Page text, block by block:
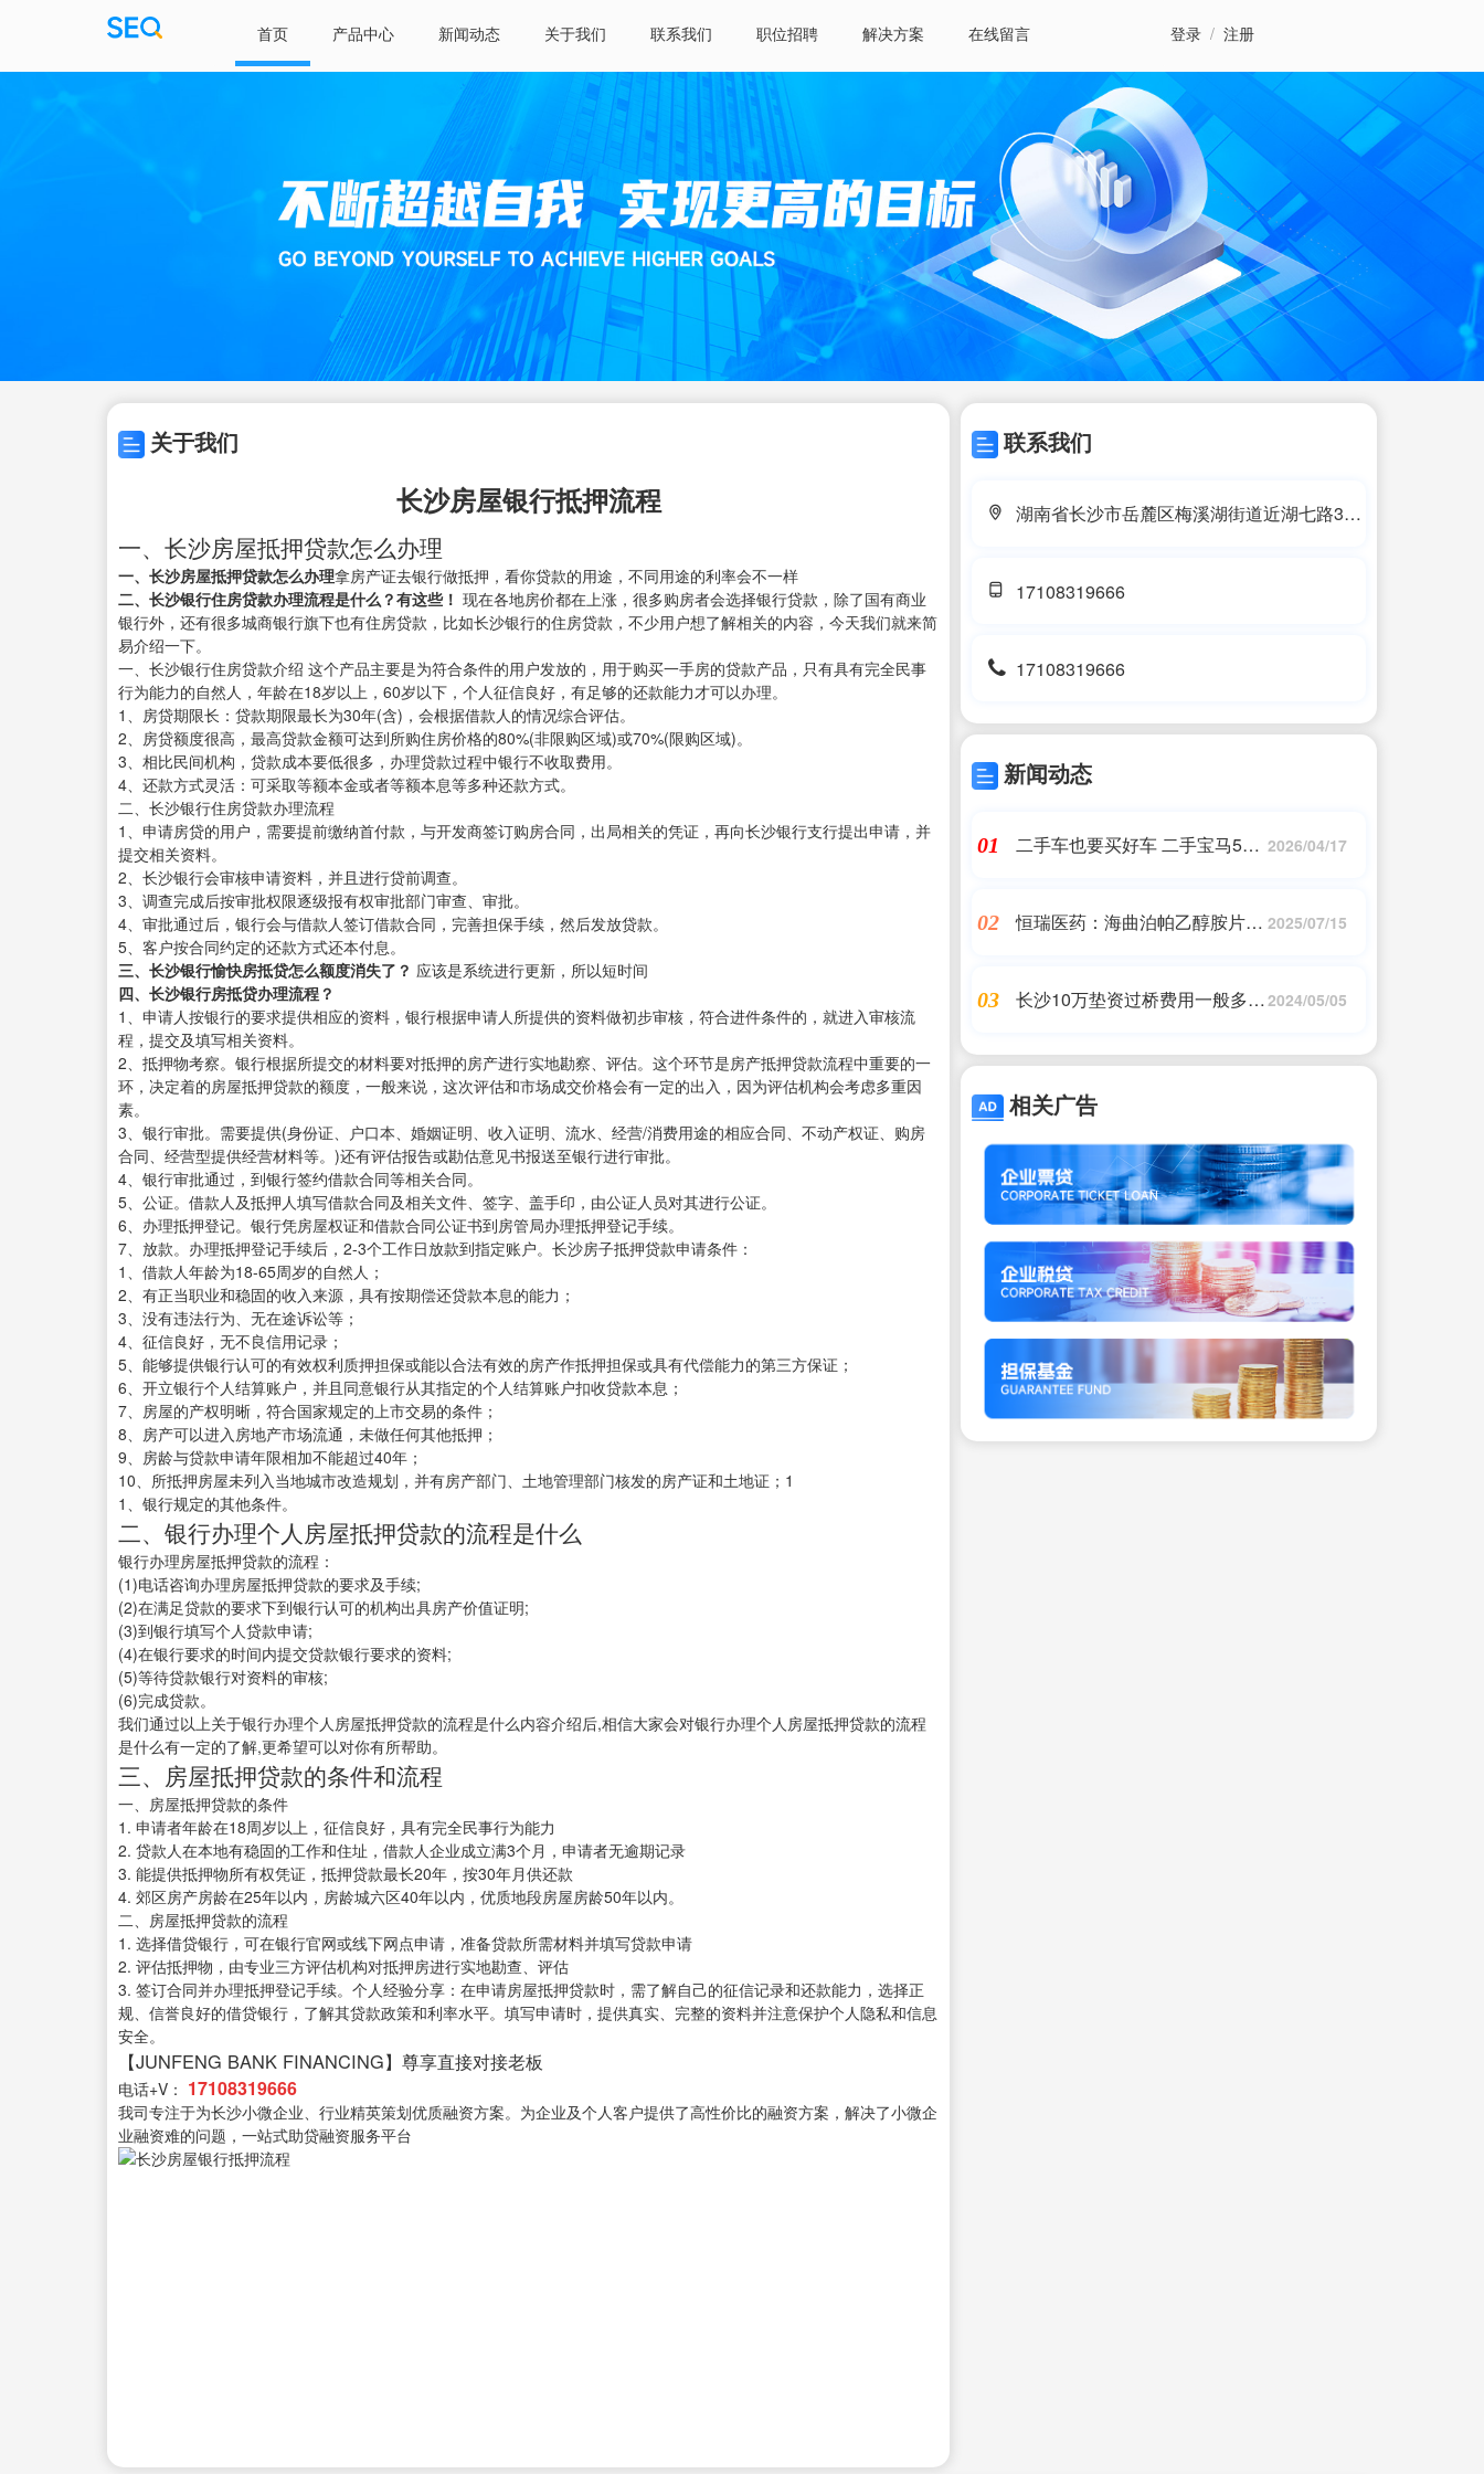
首页 产品中心 新闻动态 关于我们 联系我们 职位招聘 解决方案 在线留言 登录 / 注册
关于我们
长沙房屋银行抵押流程
一、长沙房屋抵押贷款怎么办理
一、长沙房屋抵押贷款怎么办理拿房产证去银行做抵押，看你贷款的用途，不同用途的利率会不一样
二、长沙银行住房贷款办理流程是什么？有这些！ 现在各地房价都在上涨，很多购房者会选择银行贷款，除了国有商业
银行外，还有很多城商银行旗下也有住房贷款，比如长沙银行的住房贷款，不少用户想了解相关的内容，今天我们就来简
易介绍一下。
一、长沙银行住房贷款介绍 这个产品主要是为符合条件的用户发放的，用于购买一手房的贷款产品，只有具有完全民事
行为能力的自然人，年龄在18岁以上，60岁以下，个人征信良好，有足够的还款能力才可以办理。
1、房贷期限长：贷款期限最长为30年(含)，会根据借款人的情况综合评估。
2、房贷额度很高，最高贷款金额可达到所购住房价格的80%(非限购区域)或70%(限购区域)。
3、相比民间机构，贷款成本要低很多，办理贷款过程中银行不收取费用。
4、还款方式灵活：可采取等额本金或者等额本息等多种还款方式。
二、长沙银行住房贷款办理流程
1、申请房贷的用户，需要提前缴纳首付款，与开发商签订购房合同，出局相关的凭证，再向长沙银行支行提出申请，并
提交相关资料。
2、长沙银行会审核申请资料，并且进行贷前调查。
3、调查完成后按审批权限逐级报有权审批部门审查、审批。
4、审批通过后，银行会与借款人签订借款合同，完善担保手续，然后发放贷款。
5、客户按合同约定的还款方式还本付息。
三、长沙银行愉快房抵贷怎么额度消失了？ 应该是系统进行更新，所以短时间
四、长沙银行房抵贷办理流程？
1、申请人按银行的要求提供相应的资料，银行根据申请人所提供的资料做初步审核，符合进件条件的，就进入审核流
程，提交及填写相关资料。
2、抵押物考察。银行根据所提交的材料要对抵押的房产进行实地勘察、评估。这个环节是房产抵押贷款流程中重要的一
环，决定着的房屋抵押贷款的额度，一般来说，这次评估和市场成交价格会有一定的出入，因为评估机构会考虑多重因
素。
3、银行审批。需要提供(身份证、户口本、婚姻证明、收入证明、流水、经营/消费用途的相应合同、不动产权证、购房
合同、经营型提供经营材料等。)还有评估报告或勘估意见书报送至银行进行审批。
4、银行审批通过，到银行签约借款合同等相关合同。
5、公证。借款人及抵押人填写借款合同及相关文件、签字、盖手印，由公证人员对其进行公证。
6、办理抵押登记。银行凭房屋权证和借款合同公证书到房管局办理抵押登记手续。
7、放款。办理抵押登记手续后，2-3个工作日放款到指定账户。长沙房子抵押贷款申请条件：
1、借款人年龄为18-65周岁的自然人；
2、有正当职业和稳固的收入来源，具有按期偿还贷款本息的能力；
3、没有违法行为、无在途诉讼等；
4、征信良好，无不良信用记录；
5、能够提供银行认可的有效权利质押担保或能以合法有效的房产作抵押担保或具有代偿能力的第三方保证；
6、开立银行个人结算账户，并且同意银行从其指定的个人结算账户扣收贷款本息；
7、房屋的产权明晰，符合国家规定的上市交易的条件；
8、房产可以进入房地产市场流通，未做任何其他抵押；
9、房龄与贷款申请年限相加不能超过40年；
10、所抵押房屋未列入当地城市改造规划，并有房产部门、土地管理部门核发的房产证和土地证；1
1、银行规定的其他条件。
二、银行办理个人房屋抵押贷款的流程是什么
银行办理房屋抵押贷款的流程：
(1)电话咨询办理房屋抵押贷款的要求及手续;
(2)在满足贷款的要求下到银行认可的机构出具房产价值证明;
(3)到银行填写个人贷款申请;
(4)在银行要求的时间内提交贷款银行要求的资料;
(5)等待贷款银行对资料的审核;
(6)完成贷款。
我们通过以上关于银行办理个人房屋抵押贷款的流程是什么内容介绍后,相信大家会对银行办理个人房屋抵押贷款的流程
是什么有一定的了解,更希望可以对你有所帮助。
三、房屋抵押贷款的条件和流程
一、房屋抵押贷款的条件
1. 申请者年龄在18周岁以上，征信良好，具有完全民事行为能力
2. 贷款人在本地有稳固的工作和住址，借款人企业成立满3个月，申请者无逾期记录
3. 能提供抵押物所有权凭证，抵押贷款最长20年，按30年月供还款
4. 郊区房产房龄在25年以内，房龄城六区40年以内，优质地段房屋房龄50年以内。
二、房屋抵押贷款的流程
1. 选择借贷银行，可在银行官网或线下网点申请，准备贷款所需材料并填写贷款申请
2. 评估抵押物，由专业三方评估机构对抵押房进行实地勘查、评估
3. 签订合同并办理抵押登记手续。个人经验分享：在申请房屋抵押贷款时，需了解自己的征信记录和还款能力，选择正
规、信誉良好的借贷银行，了解其贷款政策和利率水平。填写申请时，提供真实、完整的资料并注意保护个人隐私和信息
安全。
【JUNFENG BANK FINANCING】尊享直接对接老板
电话+V： 17108319666
我司专注于为长沙小微企业、行业精英策划优质融资方案。为企业及个人客户提供了高性价比的融资方案，解决了小微企
业融资难的问题，一站式助贷融资服务平台
联系我们
湖南省长沙市岳麓区梅溪湖街道近湖七路32
17108319666
17108319666
新闻动态
01
二手车也要买好车 二手宝马5系 2026/04/17
02
恒瑞医药：海曲泊帕乙醇胺片获 2025/07/15
03
长沙10万垫资过桥费用一般多少2024/05/05
相关广告